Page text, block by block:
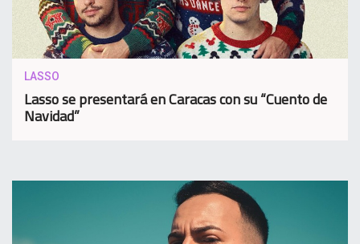
LASSO
Lasso se presentará en Caracas con su “Cuento de
Navidad”